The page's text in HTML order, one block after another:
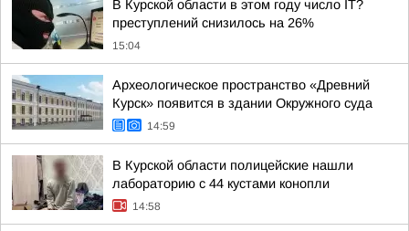
В Курской области в этом году число IT?
преступлений снизилось на 26%
15:04
Археологическое пространство «Древний
Курск» появится в здании Окружного суда
14:59
В Курской области полицейские нашли
лабораторию с 44 кустами конопли
14:58